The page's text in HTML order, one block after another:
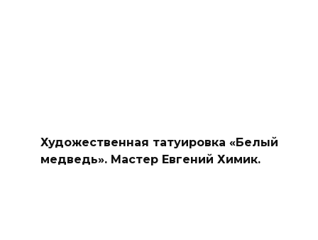
Художественная татуировка «Белый
медведь». Мастер Евгений Химик.